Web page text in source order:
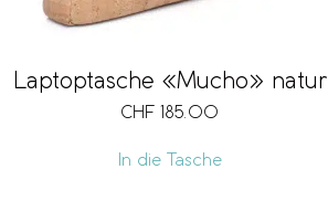
Laptoptasche «Mucho» natur
CHF 185.00
In die Tasche